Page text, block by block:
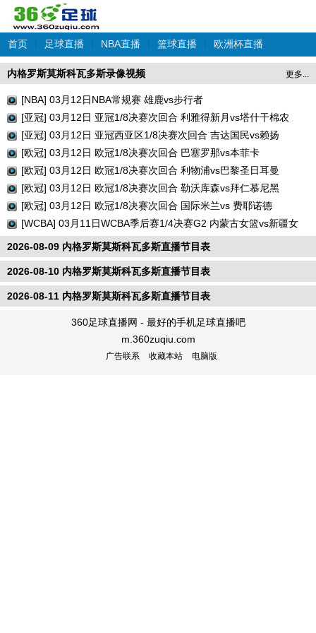
首页 足球直播 NBA直播 篮球直播 欧洲杯直播
更多...
内格罗斯莫斯科瓦多斯录像视频
[NBA] 03月12日NBA常规赛 雄鹿vs步行者
[亚冠] 03月12日 亚冠1/8决赛次回合 利雅得新月vs塔什干棉农
[亚冠] 03月12日 亚冠西亚区1/8决赛次回合 吉达国民vs赖扬
[欧冠] 03月12日 欧冠1/8决赛次回合 巴塞罗那vs本菲卡
[欧冠] 03月12日 欧冠1/8决赛次回合 利物浦vs巴黎圣日耳曼
[欧冠] 03月12日 欧冠1/8决赛次回合 勒沃库森vs拜仁慕尼黑
[欧冠] 03月12日 欧冠1/8决赛次回合 国际米兰vs 费耶诺德
[WCBA] 03月11日WCBA季后赛1/4决赛G2 内蒙古女篮vs新疆女
篮
2026-08-09 内格罗斯莫斯科瓦多斯直播节目表
2026-08-10 内格罗斯莫斯科瓦多斯直播节目表
2026-08-11 内格罗斯莫斯科瓦多斯直播节目表
360足球直播网 - 最好的手机足球直播吧
m.360zuqiu.com
广告联系 收藏本站 电脑版